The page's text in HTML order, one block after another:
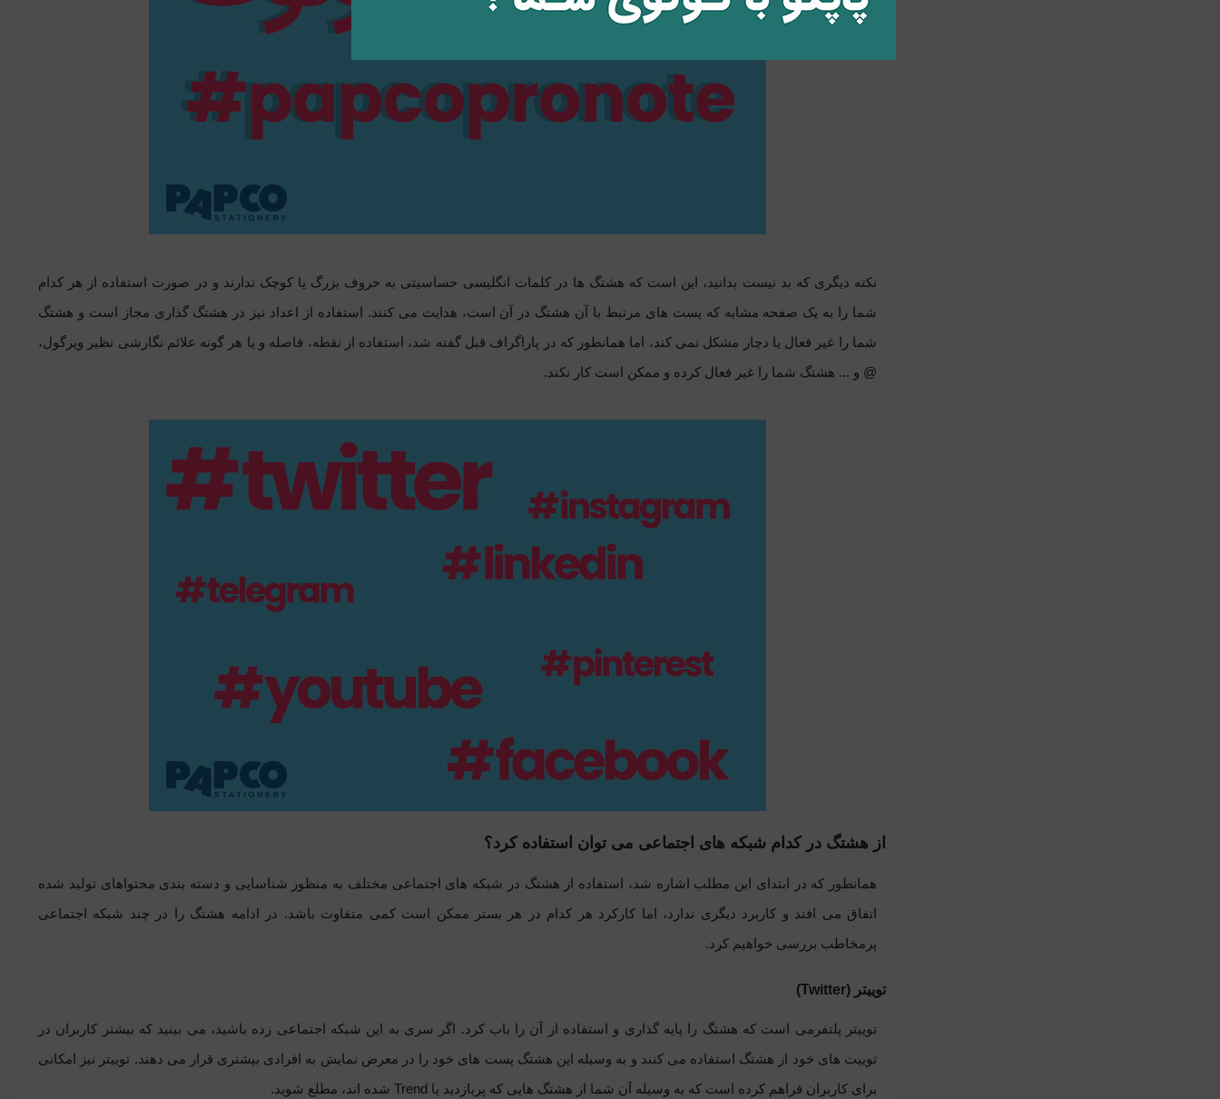
نکته دیگری که بد نیست بدانید، این است که هشتگ ها در کلمات انگلیسی حساسیتی به حروف بزرگ یا کوچک ندارند و در صورت استفاده از هر کدام
شما را به یک صفحه مشابه که پست های مرتبط با آن هشتگ در آن است، هدایت می کنند. استفاده از اعداد نیز در هشتگ گذاری مجاز است و هشتگ
شما را غیر فعال یا دچار مشکل نمی کند، اما همانطور که در پاراگراف قبل گفته شد، استفاده از نقطه، فاصله و یا هر گونه علائم نگارشی نظیر ویرگول،
@ و ... هشتگ شما را غیر فعال کرده و ممکن است کار نکند.
از هشتگ در کدام شبکه های اجتماعی می توان استفاده کرد؟
همانطور که در ابتدای این مطلب اشاره شد، استفاده از هشتگ در شبکه های اجتماعی مختلف به منظور شناسایی و دسته بندی محتواهای تولید شده
اتفاق می افتد و کاربرد دیگری ندارد، اما کارکرد هر کدام در هر بستر ممکن است کمی متفاوت باشد. در ادامه هشتگ را در چند شبکه اجتماعی
پرمخاطب بررسی خواهیم کرد.
توییتر (Twitter)
توییتر پلتفرمی است که هشتگ را پایه گذاری و استفاده از آن را باب کرد. اگر سری به این شبکه اجتماعی زده باشید، می بینید که بیشتر کاربران در
توییت های خود از هشتگ استفاده می کنند و به وسیله این هشتگ پست های خود را در معرض نمایش به افرادی بیشتری قرار می دهند. توییتر نیز امکانی
برای کاربران فراهم کرده است که به وسیله آن شما از هشتگ هایی که پربازدید یا Trend شده اند، مطلع شوید.